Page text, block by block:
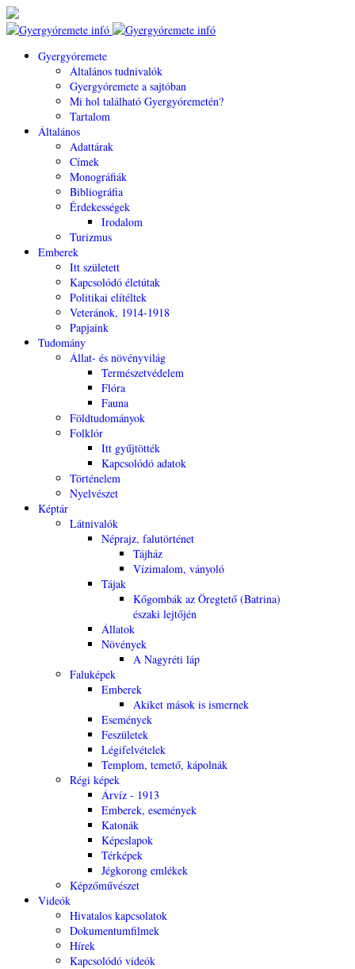
Gyergyóremete
Általános tudnivalók
Gyergyóremete a sajtóban
Mi hol található Gyergyóremetén?
Tartalom
Általános
Adattárak
Címek
Monográfiák
Bibliográfia
Érdekességek
Irodalom
Turizmus
Emberek
Itt született
Kapcsolódó életútak
Politikai elítéltek
Veteránok, 1914-1918
Papjaink
Tudomány
Állat- és növényvilág
Természetvédelem
Flóra
Fauna
Földtudományok
Folklór
Itt gyűjtötték
Kapcsolódó adatok
Történelem
Nyelvészet
Képtár
Látnivalók
Néprajz, falutörténet
Tájház
Vízimalom, ványoló
Tájak
Kőgombák az Öregtető (Batrina)
északi lejtőjén
Állatok
Növények
A Nagyréti láp
Faluképek
Emberek
Akiket mások is ismernek
Események
Feszületek
Légifelvételek
Templom, temető, kápolnák
Régi képek
Árvíz - 1913
Emberek, események
Katonák
Képeslapok
Térképek
Jégkorong emlékek
Képzőművészet
Videók
Hivatalos kapcsolatok
Dokumentumfilmek
Hírek
Kapcsolódó videók